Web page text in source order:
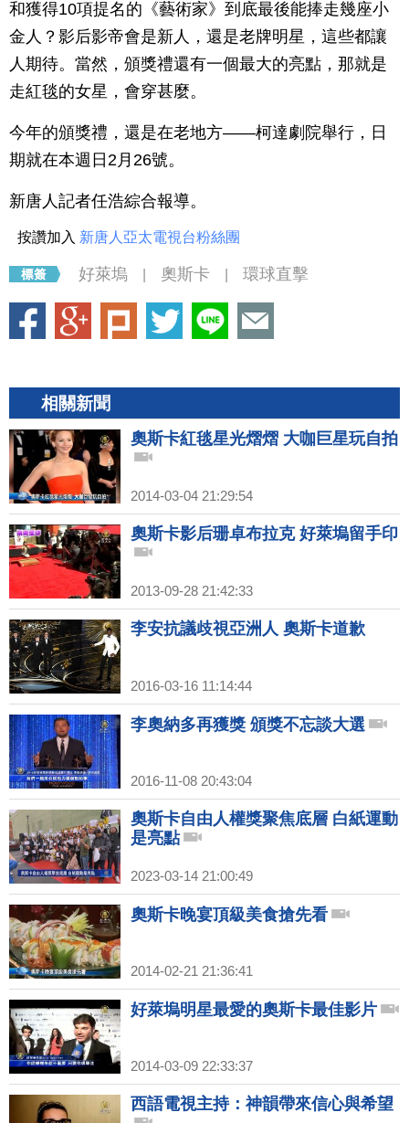
和獲得10項提名的《藝術家》到底最後能捧走幾座小
金人？影后影帝會是新人，還是老牌明星，這些都讓
人期待。當然，頒獎禮還有一個最大的亮點，那就是
走紅毯的女星，會穿甚麼。
今年的頒獎禮，還是在老地方——柯達劇院舉行，日
期就在本週日2月26號。
新唐人記者任浩綜合報導。
按讚加入 新唐人亞太電視台粉絲團
好萊塢 奧斯卡 環球直擊
相關新聞
奧斯卡紅毯星光熠熠 大咖巨星玩自拍
2014-03-04 21:29:54
奧斯卡影后珊卓布拉克 好萊塢留手印
2013-09-28 21:42:33
李安抗議歧視亞洲人 奧斯卡道歉
2016-03-16 11:14:44
李奧納多再獲獎 頒獎不忘談大選
2016-11-08 20:43:04
奧斯卡自由人權獎聚焦底層 白紙運動
是亮點
2023-03-14 21:00:49
奧斯卡晚宴頂級美食搶先看
2014-02-21 21:36:41
好萊塢明星最愛的奧斯卡最佳影片
2014-03-09 22:33:37
西語電視主持：神韻帶來信心與希望